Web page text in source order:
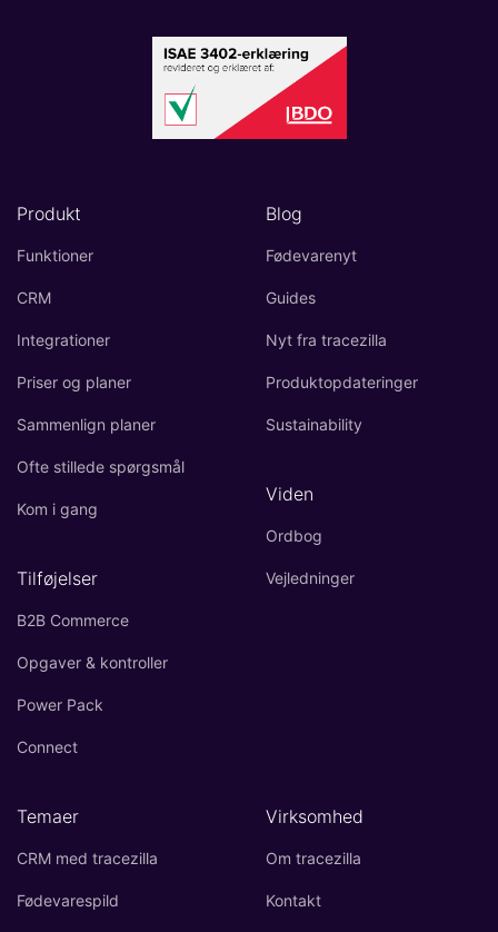
Produkt
Funktioner
CRM
Integrationer
Priser og planer
Sammenlign planer
Ofte stillede spørgsmål
Kom i gang
Tilføjelser
B2B Commerce
Opgaver & kontroller
Power Pack
Connect
Blog
Fødevarenyt
Guides
Nyt fra tracezilla
Produktopdateringer
Sustainability
Viden
Ordbog
Vejledninger
Temaer
CRM med tracezilla
Fødevarespild
Virksomhed
Om tracezilla
Kontakt